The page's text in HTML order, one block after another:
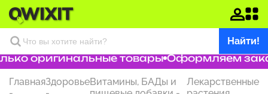
Найти!
оригинальные товары Оформляем заказ
ГлавнаяЗдоровьеВитамины, БАДы и
Лекарственные